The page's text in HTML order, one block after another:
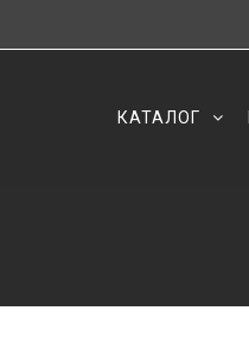
КАТАЛОГ